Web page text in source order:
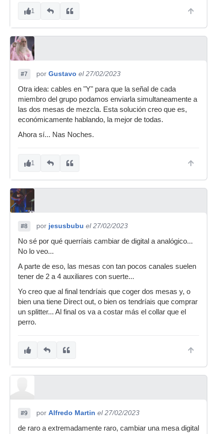
1
#7 por Gustavo el 27/02/2023
Otra idea: cables en "Y" para que la señal de cada
miembro del grupo podamos enviarla simultaneamente a
las dos mesas de mezcla. Esta solución creo que es,
económicamente hablando, la mejor de todas.
Ahora sí... Nas Noches.
1
#8 por jesusbubu el 27/02/2023
No sé por qué querríais cambiar de digital a analógico...
No lo veo...
A parte de eso, las mesas con tan pocos canales suelen
tener de 2 a 4 auxiliares con suerte...
Yo creo que al final tendríais que coger dos mesas y, o
bien una tiene Direct out, o bien os tendríais que comprar
un splitter... Al final os va a costar más el collar que el
perro.
#9 por Alfredo Martin el 27/02/2023
de raro a extremadamente raro, cambiar una mesa digital